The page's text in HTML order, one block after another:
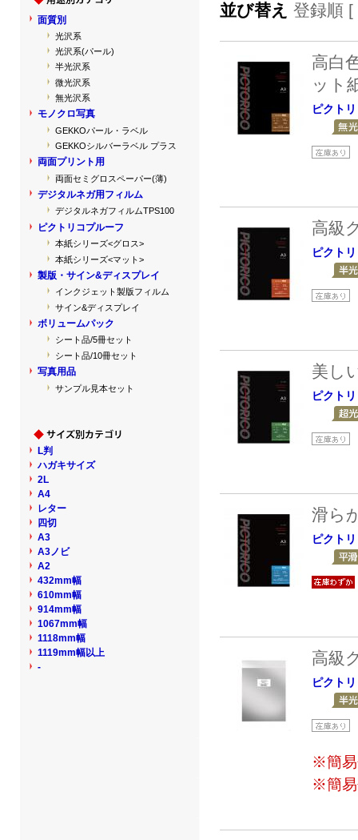
並び替え 登録順 [
高白
ット
ピクト
高級
ピクト
美し
ピクト
滑ら
ピクト
高級
ピクト
※簡易
※簡易
面質別
光沢系
光沢系(パール)
半光沢系
微光沢系
無光沢系
モノクロ写真
GEKKOパール・ラベル
GEKKOシルバーラベル プラス
両面プリント用
両面セミグロスペーパー(薄)
デジタルネガ用フィルム
デジタルネガフィルムTPS100
ピクトリコプルーフ
本紙シリーズ<グロス>
本紙シリーズ<マット>
製版・サイン&ディスプレイ
インクジェット製版フィルム
サイン&ディスプレイ
ボリュームパック
シート品/5冊セット
シート品/10冊セット
写真用品
サンプル見本セット
L判
ハガキサイズ
2L
A4
レター
四切
A3
A3ノビ
A2
432mm幅
610mm幅
914mm幅
1067mm幅
1118mm幅
1119mm幅以上
-